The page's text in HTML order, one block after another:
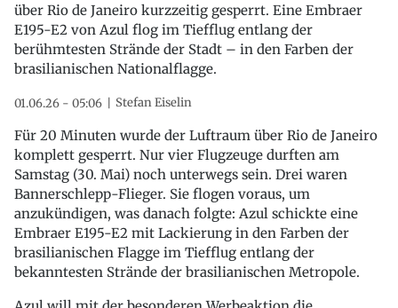
über Rio de Janeiro kurzzeitig gesperrt. Eine Embraer
E195-E2 von Azul flog im Tiefflug entlang der
berühmtesten Strände der Stadt – in den Farben der
brasilianischen Nationalflagge.
01.06.26 - 05:06 Stefan Eiselin
Für 20 Minuten wurde der Luftraum über Rio de Janeiro
komplett gesperrt. Nur vier Flugzeuge durften am
Samstag (30. Mai) noch unterwegs sein. Drei waren
Bannerschlepp-Flieger. Sie flogen voraus, um
anzukündigen, was danach folgte: Azul schickte eine
Embraer E195-E2 mit Lackierung in den Farben der
brasilianischen Flagge im Tiefflug entlang der
bekanntesten Strände der brasilianischen Metropole.